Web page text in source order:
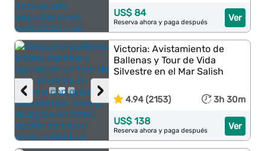
Ver
US$ 84
Reserva ahora y paga después
›
‹
Victoria: Avistamiento de
Ballenas y Tour de Vida
Silvestre en el Mar Salish
4.94 (2153) 3h 30m
Ver
US$ 138
Reserva ahora y paga después